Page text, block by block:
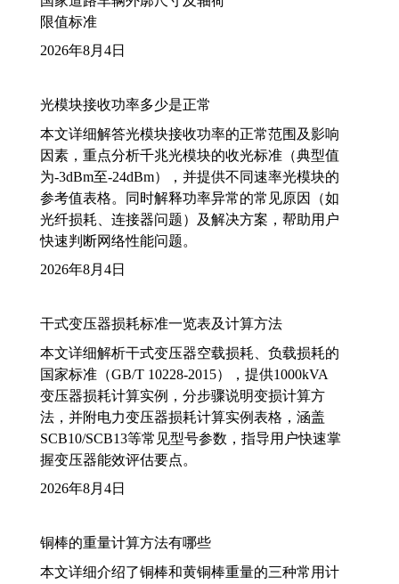
限值标准
2026年8月4日
光模块接收功率多少是正常
本文详细解答光模块接收功率的正常范围及影响
因素，重点分析千兆光模块的收光标准（典型值
为-3dBm至-24dBm），并提供不同速率光模块的
参考值表格。同时解释功率异常的常见原因（如
光纤损耗、连接器问题）及解决方案，帮助用户
快速判断网络性能问题。
2026年8月4日
干式变压器损耗标准一览表及计算方法
本文详细解析干式变压器空载损耗、负载损耗的
国家标准（GB/T 10228-2015），提供1000kVA
变压器损耗计算实例，分步骤说明变损计算方
法，并附电力变压器损耗计算实例表格，涵盖
SCB10/SCB13等常见型号参数，指导用户快速掌
握变压器能效评估要点。
2026年8月4日
铜棒的重量计算方法有哪些
本文详细介绍了铜棒和黄铜棒重量的三种常用计